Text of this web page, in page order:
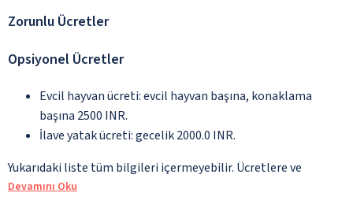
Zorunlu Ücretler
Opsiyonel Ücretler
Evcil hayvan ücreti: evcil hayvan başına, konaklama
başına 2500 INR.
İlave yatak ücreti: gecelik 2000.0 INR.
Yukarıdaki liste tüm bilgileri içermeyebilir. Ücretlere ve
Devamını Oku